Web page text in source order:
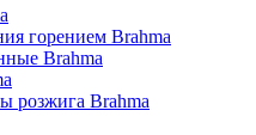
горением Brahma
Brahma
розжига Brahma